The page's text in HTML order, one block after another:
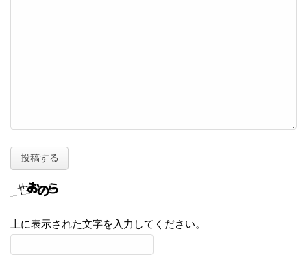
上に表示された文字を入力してください。